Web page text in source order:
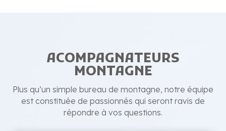
ACOMPAGNATEURS
MONTAGNE
Plus qu’un simple bureau de montagne, notre équipe
est constituée de passionnés qui seront ravis de
répondre à vos questions.